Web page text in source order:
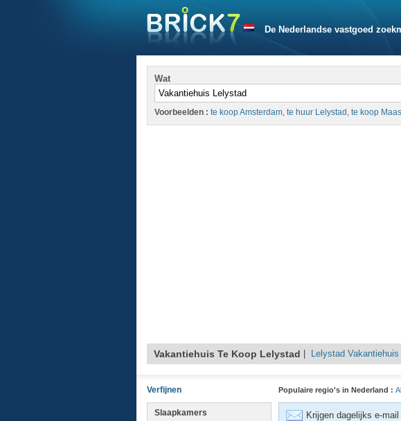
De Nederlandse vastgoed
Wat
Voorbeelden : te koop Amsterdam, te huur Lelystad , te koop
Vakantiehuis Te Koop Lelystad Lelystad Vakantiehuis
Verfijnen
Slaapkamers
Populaire regio's in Nederland :
Krijgen dagelijks e-